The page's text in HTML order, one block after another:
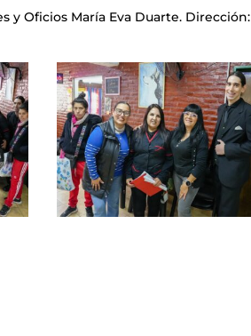
y Oficios María Eva Duarte. Dirección: